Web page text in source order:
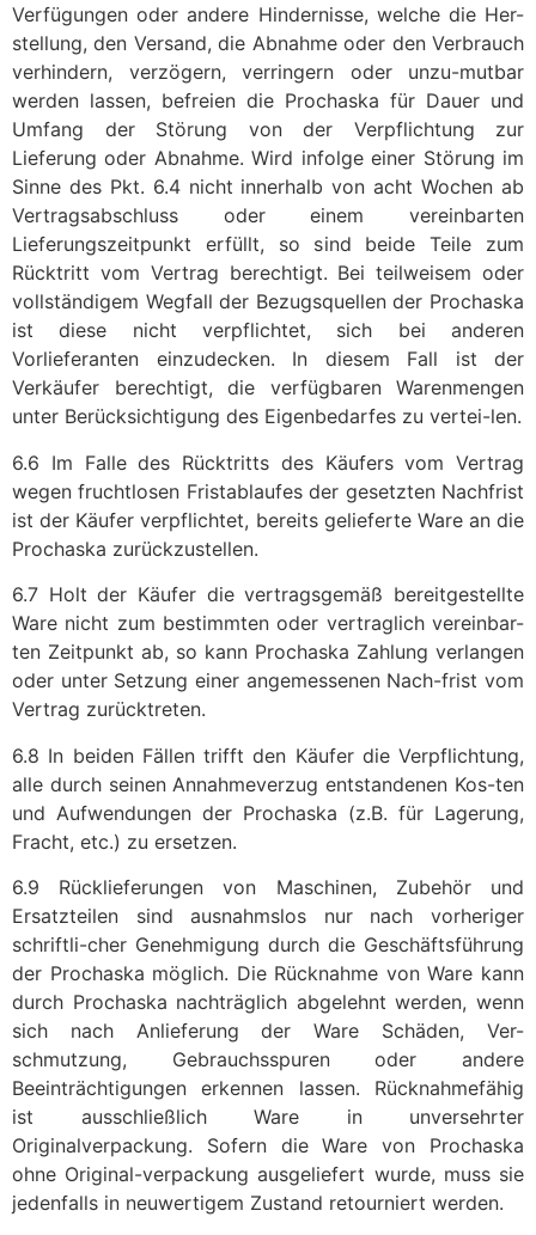
Verfügungen oder andere Hindernisse, welche die Her-
stellung, den Versand, die Abnahme oder den Verbrauch
verhindern, verzögern, verringern oder unzu-mutbar
werden lassen, befreien die Prochaska für Dauer und
Umfang der Störung von der Verpflichtung zur
Lieferung oder Abnahme. Wird infolge einer Störung im
Sinne des Pkt. 6.4 nicht innerhalb von acht Wochen ab
Vertragsabschluss oder einem vereinbarten
Lieferungszeitpunkt erfüllt, so sind beide Teile zum
Rücktritt vom Vertrag berechtigt. Bei teilweisem oder
vollständigem Wegfall der Bezugsquellen der Prochaska
ist diese nicht verpflichtet, sich bei anderen
Vorlieferanten einzudecken. In diesem Fall ist der
Verkäufer berechtigt, die verfügbaren Warenmengen
unter Berücksichtigung des Eigenbedarfes zu vertei-len.
6.6 Im Falle des Rücktritts des Käufers vom Vertrag
wegen fruchtlosen Fristablaufes der gesetzten Nachfrist
ist der Käufer verpflichtet, bereits gelieferte Ware an die
Prochaska zurückzustellen.
6.7 Holt der Käufer die vertragsgemäß bereitgestellte
Ware nicht zum bestimmten oder vertraglich vereinbar-
ten Zeitpunkt ab, so kann Prochaska Zahlung verlangen
oder unter Setzung einer angemessenen Nach-frist vom
Vertrag zurücktreten.
6.8 In beiden Fällen trifft den Käufer die Verpflichtung,
alle durch seinen Annahmeverzug entstandenen Kos-ten
und Aufwendungen der Prochaska (z.B. für Lagerung,
Fracht, etc.) zu ersetzen.
6.9 Rücklieferungen von Maschinen, Zubehör und
Ersatzteilen sind ausnahmslos nur nach vorheriger
schriftli-cher Genehmigung durch die Geschäftsführung
der Prochaska möglich. Die Rücknahme von Ware kann
durch Prochaska nachträglich abgelehnt werden, wenn
sich nach Anlieferung der Ware Schäden, Ver-
schmutzung, Gebrauchsspuren oder andere
Beeinträchtigungen erkennen lassen. Rücknahmefähig
ist ausschließlich Ware in unversehrter
Originalverpackung. Sofern die Ware von Prochaska
ohne Original-verpackung ausgeliefert wurde, muss sie
jedenfalls in neuwertigem Zustand retourniert werden.